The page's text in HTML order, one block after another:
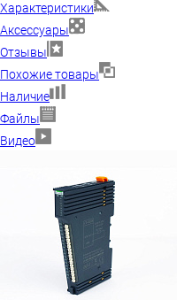
Характеристики
Аксессуары
Отзывы
Похожие товары
Наличие
Файлы
Видео